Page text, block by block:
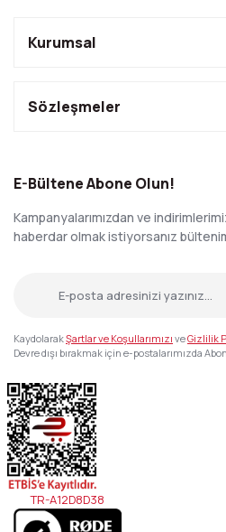
Kurumsal
Sözleşmeler
E-Bültene Abone Olun!
Kampanyalarımızdan ve
haberdar olmak istiyorsanız
KaydolarakŞartlar ve Koşullarımızı veGizlilik
Devre dışı bırakmak için e-postalarımızda
TR-A12D8D38